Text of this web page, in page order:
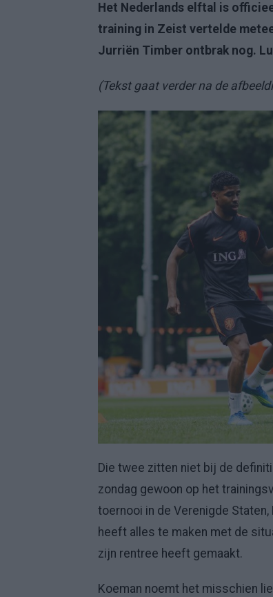
Het Nederlands elftal is
training in Zeist vertelde
Jurriën Timber ontbrak nog.
(Tekst gaat verder na de
Die twee zitten niet bij de
zondag gewoon op het
toernooi in de Verenigde Staten,
heeft alles te maken met de
zijn rentree heeft gemaakt.
Koeman noemt het misschien